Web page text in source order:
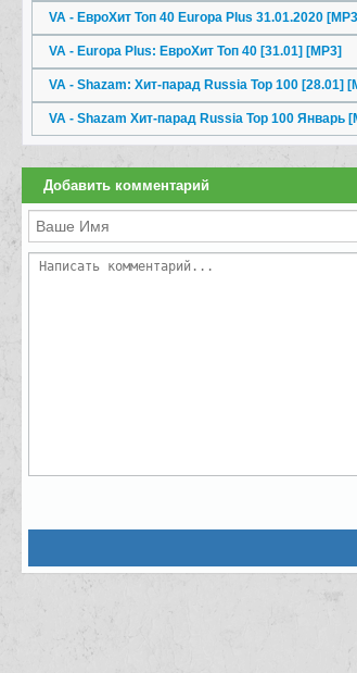
VA - ЕвроХит Топ 40 Europa Plus 31.01.2020
VA - Europa Plus: ЕвроХит Топ 40 [31.01] [MP3]
VA - Shazam: Хит-парад Russia Top 100 [28.01]
VA - Shazam Хит-парад Russia Top 100 Январь
Добавить комментарий